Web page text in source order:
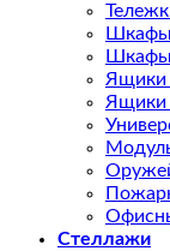
Шкафы
Шкафы
Ящики
Ящики
Стеллажи